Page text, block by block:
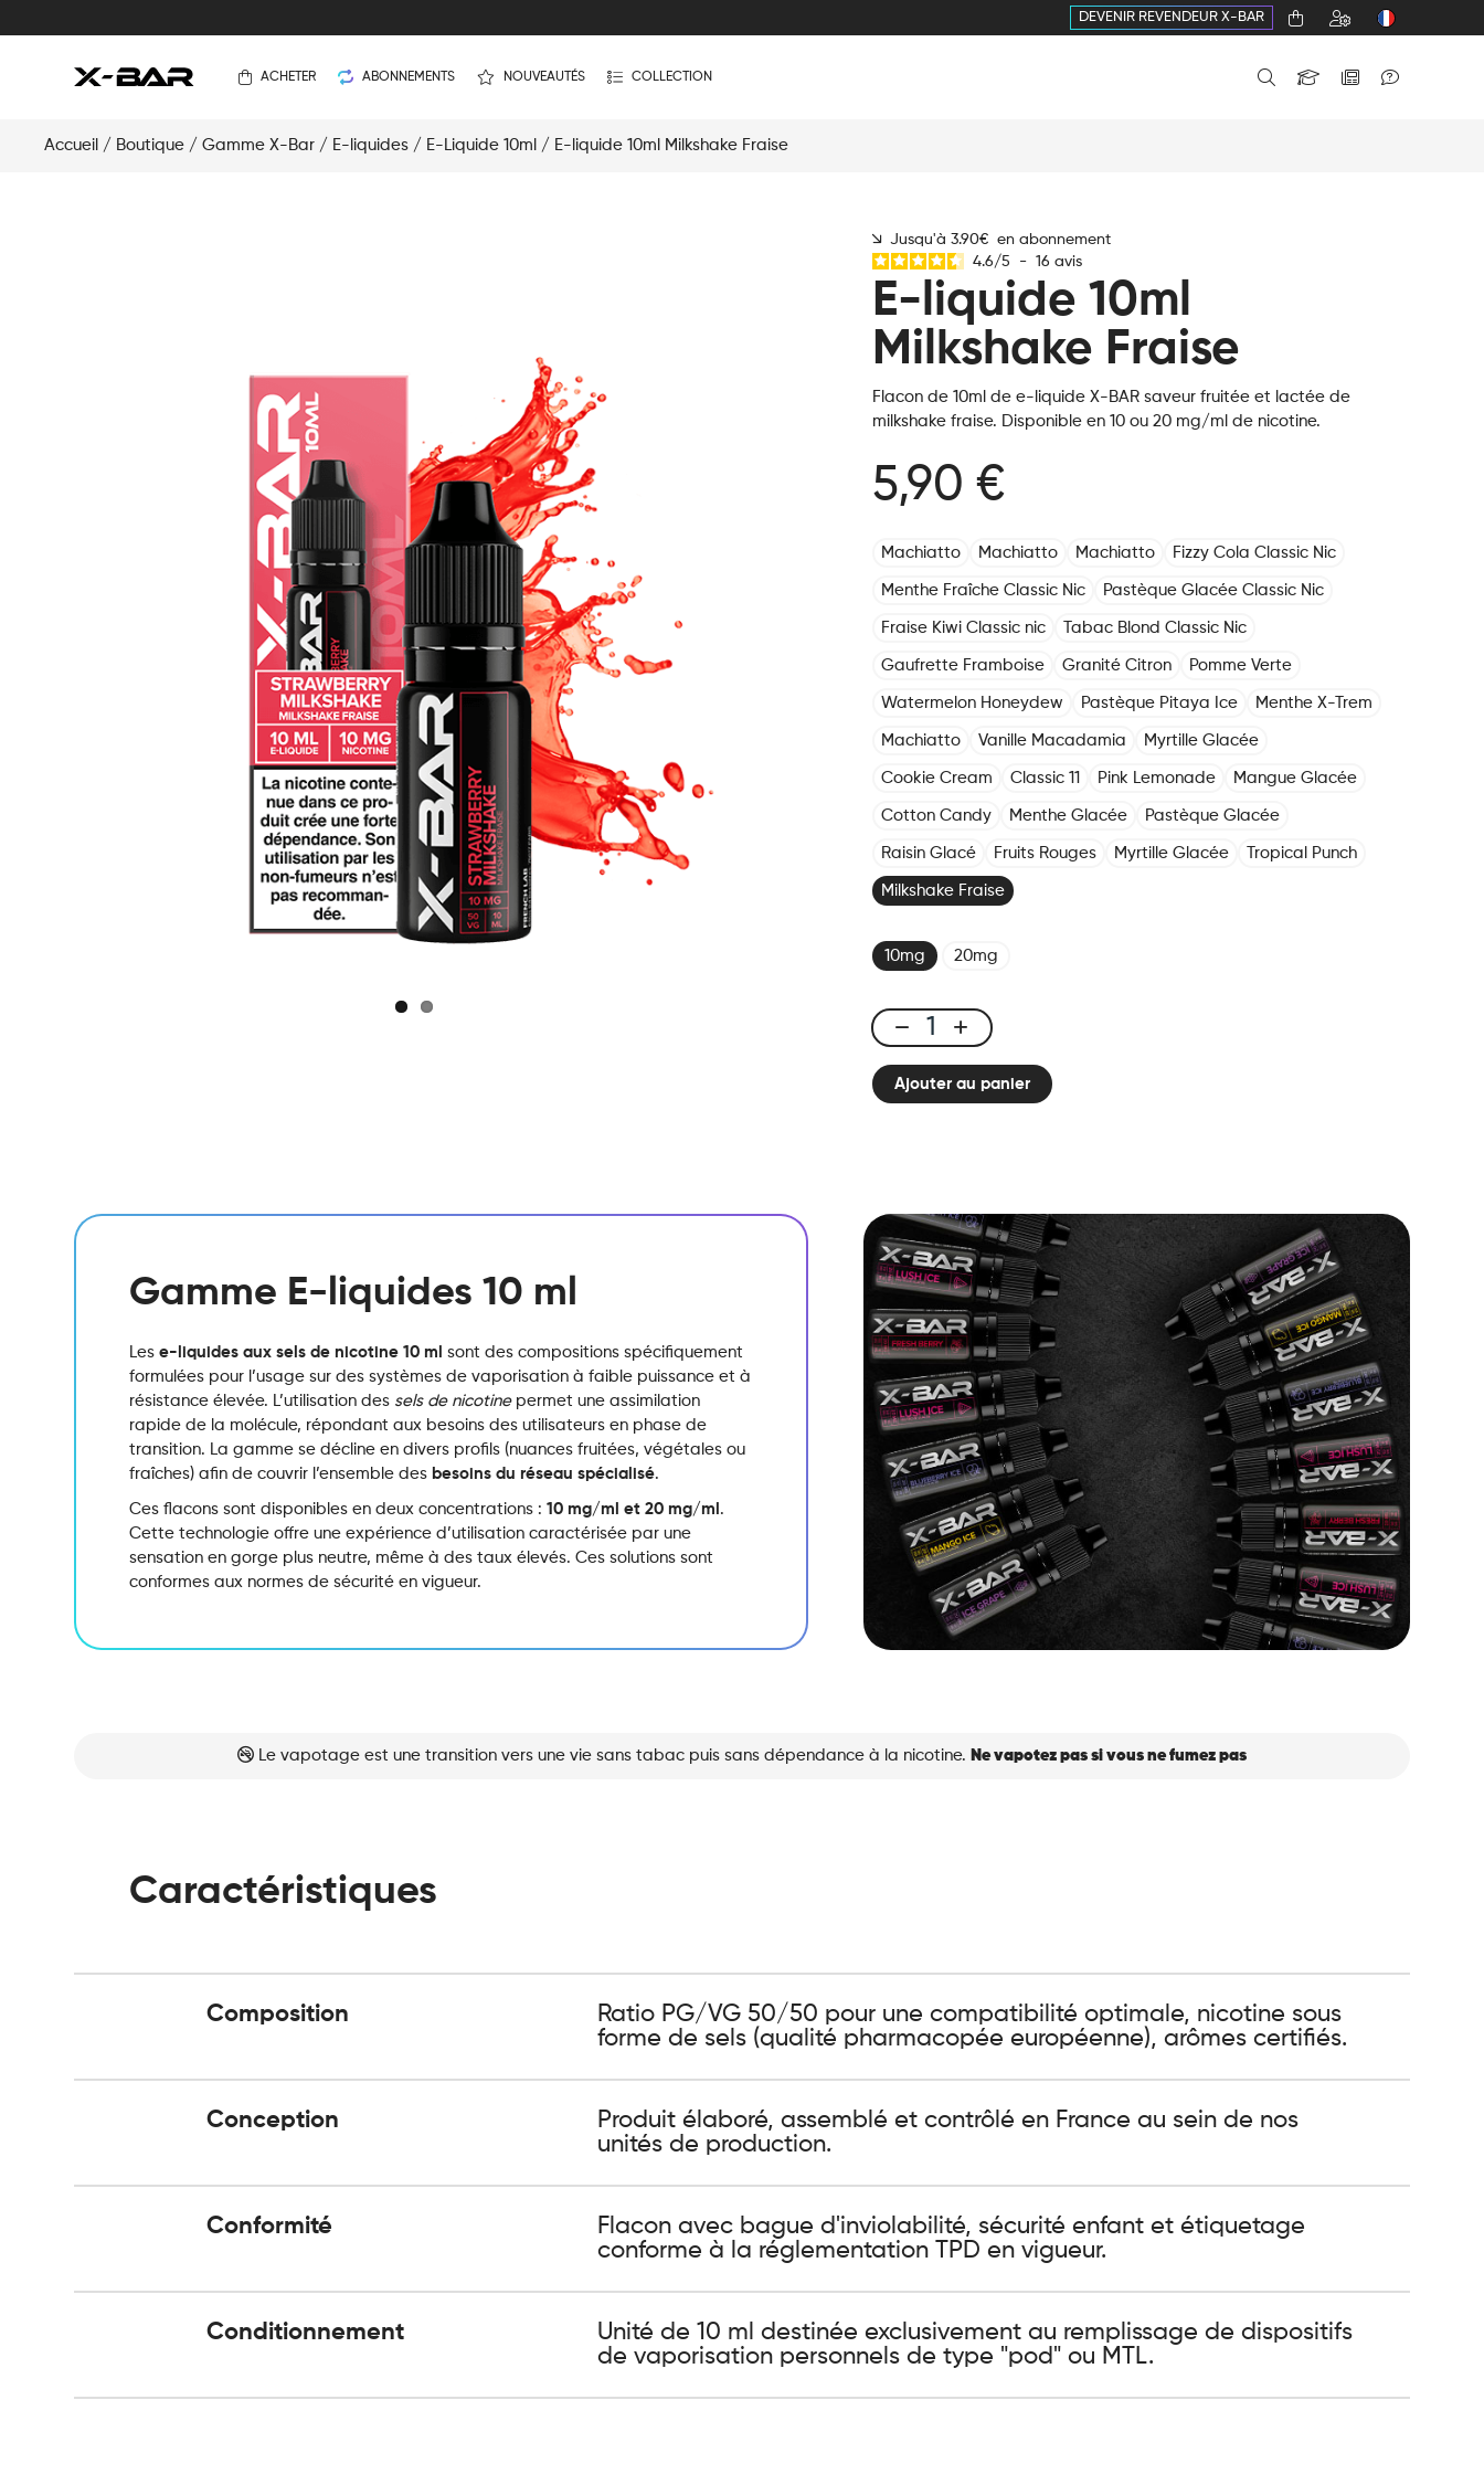
DEVENIR REVENDEUR X-BAR
ACHETER ABONNEMENTS NOUVEAUTÉS COLLECTION
Accueil / Boutique / Gamme X-Bar / E-liquides / E-Liquide 10ml / E-liquide 10ml Milkshake Fraise
Jusqu'à 3.90€ en abonnement
4.6/5 - 16 avis
E-liquide 10ml
Milkshake Fraise
Flacon de 10ml de e-liquide X-BAR saveur fruitée et lactée de
milkshake fraise. Disponible en 10 ou 20 mg/ml de nicotine.
5,90 €
Machiatto Machiatto Machiatto Fizzy Cola Classic Nic
Menthe Fraîche Classic Nic Pastèque Glacée Classic Nic
Fraise Kiwi Classic nic Tabac Blond Classic Nic
Gaufrette Framboise Granité Citron Pomme Verte
Watermelon Honeydew Pastèque Pitaya Ice Menthe X-Trem
Machiatto Vanille Macadamia Myrtille Glacée
Cookie Cream Classic 11 Pink Lemonade Mangue Glacée
Cotton Candy Menthe Glacée Pastèque Glacée
Raisin Glacé Fruits Rouges Myrtille Glacée Tropical Punch
Milkshake Fraise
10mg 20mg
E-
liquide
10mlAjouter au panier
Gamme E-liquides 10 ml
Lese-liquides aux sels de nicotine 10 ml sont des compositions spécifiquement
formulées pour l’usage sur des systèmes de vaporisation à faible puissance et à
résistance élevée. L’utilisation des sels de nicotinepermet une assimilation
rapide de la molécule, répondant aux besoins des utilisateurs en phase de
transition. La gamme se décline en divers profils (nuances fruitées, végétales ou
fraîches) afin de couvrir l’ensemble des besoins du réseau spécialisé.
Ces flacons sont disponibles en deux concentrations : 10 mg/ml et 20 mg/ml .
Cette technologie offre une expérience d’utilisation caractérisée par une
sensation en gorge plus neutre, même à des taux élevés. Ces solutions sont
conformes aux normes de sécurité en vigueur.
Le vapotage est une transition vers une vie sans tabac puis sans dépendance à la nicotine. Ne vapotez pas si vous ne fumez pas
Caractéristiques
Composition
Ratio PG/VG 50/50 pour une compatibilité optimale, nicotine sous
forme de sels (qualité pharmacopée européenne), arômes certifiés.
Conception
Produit élaboré, assemblé et contrôlé en France au sein de nos
unités de production.
Conformité
Flacon avec bague d'inviolabilité, sécurité enfant et étiquetage
conforme à la réglementation TPD en vigueur.
Conditionnement
Unité de 10 ml destinée exclusivement au remplissage de dispositifs
de vaporisation personnels de type "pod" ou MTL.